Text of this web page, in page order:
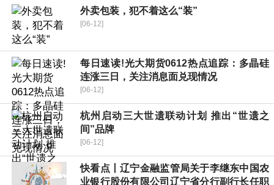
外卖包装，犯不着这么“装”
[06-12]
每日速读!光大期货0612热点追踪：多晶硅
连涨三日，关注消息面兑现情况
[06-12]
杭州启动三大世遗联动计划 推出“世遗之
间”品牌
[06-12]
快看点丨辽宁金融监管局关于李继东中国农
业银行股份有限公司辽宁省分行副行长任职